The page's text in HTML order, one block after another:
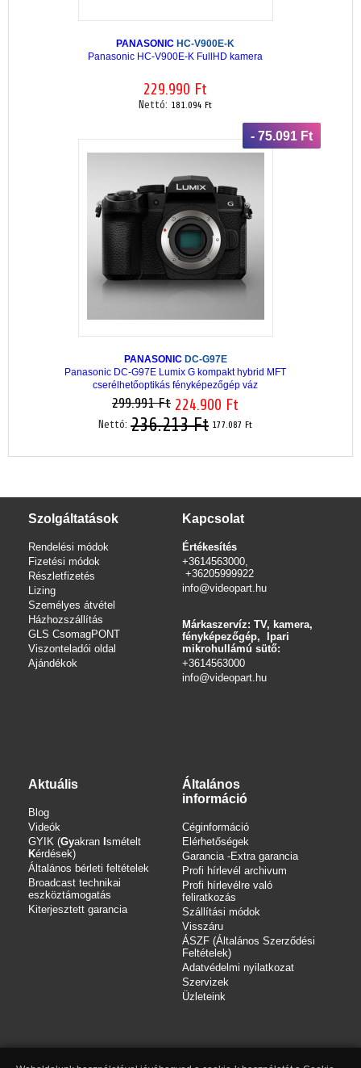
PANASONIC HC-V900E-K
Panasonic HC-V900E-K FullHD kamera
229.990 Ft
Nettó: 181.094 Ft
- 75.091 Ft
PANASONIC DC-G97E
Panasonic DC-G97E Lumix G kompakt hybrid MFT
cserélhetőoptikás fényképezőgép váz
299.991 Ft 224.900 Ft
Nettó: 236.213 Ft 177.087 Ft
Szolgáltatások
Rendelési módok
Fizetési módok
Részletfizetés
Lizing
Személyes átvétel
Házhozszállítás
GLS CsomagPONT
Viszonteladói oldal
Ajándékok
Kapcsolat
Értékesítés
+3614563000,
+36205999922
info@videopart.hu
Márkaszervíz: TV, kamera,
fényképezőgép, Ipari
mikrohullámú sütő:
+3614563000
info@videopart.hu
Aktuális
Blog
Videók
GYIK (Gyakran smételt
Kérdések)
Általános bérleti feltételek
Broadcast technikai
eszköztámogatás
Kiterjesztett garancia
Általános
információ
Céginformáció
Elérhetőségek
Garancia -Extra garancia
Profi hírlevél archivum
Profi hírlevélre való
feliratkozás
Szállítási módok
Visszáru
ÁSZF (Általános Szerződési
Feltételek)
Adatvédelmi nyilatkozat
Szervizek
Üzleteink